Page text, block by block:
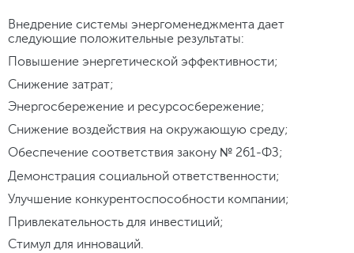
Внедрение системы энергоменеджмента дает
следующие положительные результаты:
Повышение энергетической эффективности;
Снижение затрат;
Энергосбережение и ресурсосбережение;
Снижение воздействия на окружающую среду;
Обеспечение соответствия закону № 261-ФЗ;
Демонстрация социальной ответственности;
Улучшение конкурентоспособности компании;
Привлекательность для инвестиций;
Стимул для инноваций.